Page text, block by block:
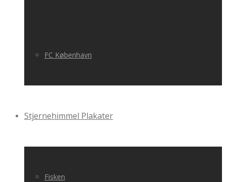
FC København
Stjernehimmel Plakater
Fisken